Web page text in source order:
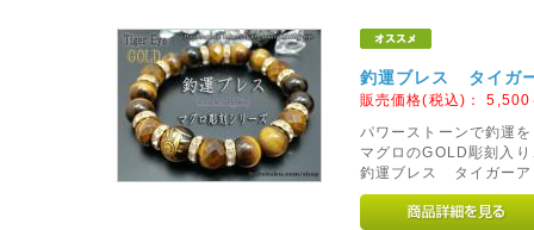
釣運ブレス タイガ
販売価格(税込)：5,500
パワーストーンで釣運
マグロのGOLD彫刻入
釣運ブレス タイガー